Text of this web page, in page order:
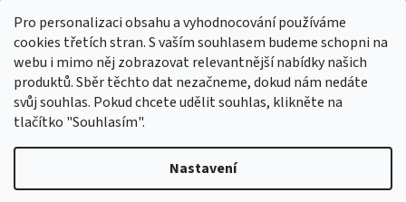
Pro personalizaci obsahu a vyhodnocování používáme
cookies třetích stran. S vaším souhlasem budeme schopni na
webu i mimo něj zobrazovat relevantnější nabídky našich
produktů. Sběr těchto dat nezačneme, dokud nám nedáte
svůj souhlas. Pokud chcete udělit souhlas, klikněte na
tlačítko "Souhlasím".
Nastavení
Nový obchod s batohy, cestovními zavazadly, tašky a peněženky